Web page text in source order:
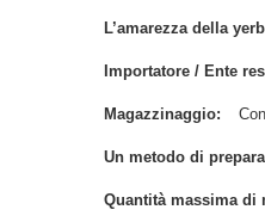
L’amarezza della
Importatore / Ente
Magazzinaggio
Un metodo di
Quantità massima di